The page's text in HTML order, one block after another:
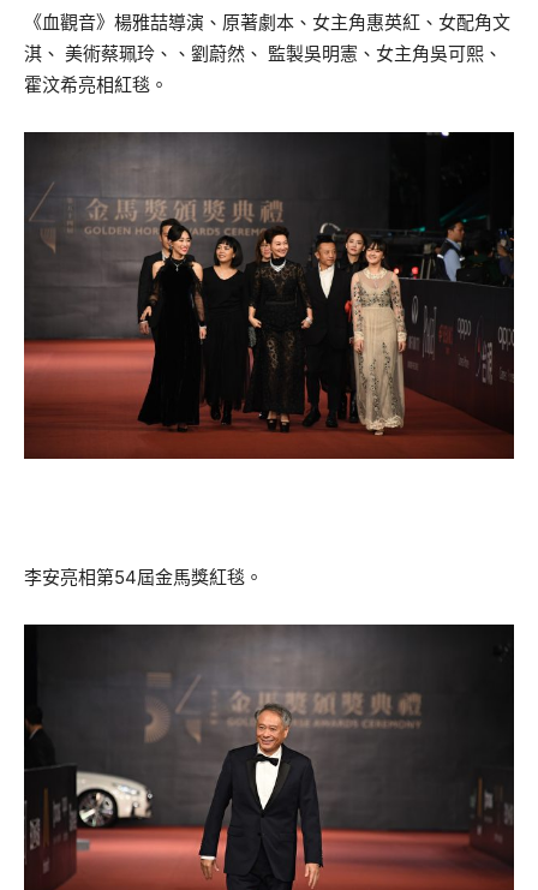
《血觀音》楊雅喆導演、原著劇本、女主角惠英紅、女配角文
淇、 美術蔡珮玲、、劉蔚然、 監製吳明憲、女主角吳可熙、
霍汶希亮相紅毯。
李安亮相第54屆金馬獎紅毯。